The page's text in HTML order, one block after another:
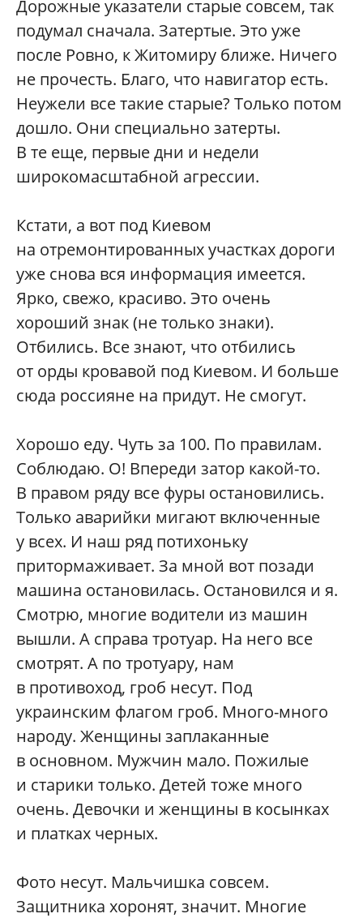
Дорожные указатели старые совсем, так
подумал сначала. Затертые. Это уже
после Ровно, к Житомиру ближе. Ничего
не прочесть. Благо, что навигатор есть.
Неужели все такие старые? Только потом
дошло. Они специально затерты.
В те еще, первые дни и недели
широкомасштабной агрессии.
Кстати, а вот под Киевом
на отремонтированных участках дороги
уже снова вся информация имеется.
Ярко, свежо, красиво. Это очень
хороший знак (не только знаки).
Отбились. Все знают, что отбились
от орды кровавой под Киевом. И больше
сюда россияне на придут. Не смогут.
Хорошо еду. Чуть за 100. По правилам.
Соблюдаю. О! Впереди затор какой-то.
В правом ряду все фуры остановились.
Только аварийки мигают включенные
у всех. И наш ряд потихоньку
притормаживает. За мной вот позади
машина остановилась. Остановился и я.
Смотрю, многие водители из машин
вышли. А справа тротуар. На него все
смотрят. А по тротуару, нам
в противоход, гроб несут. Под
украинским флагом гроб. Много-много
народу. Женщины заплаканные
в основном. Мужчин мало. Пожилые
и старики только. Детей тоже много
очень. Девочки и женщины в косынках
и платках черных.
Фото несут. Мальчишка совсем.
Защитника хоронят, значит. Многие